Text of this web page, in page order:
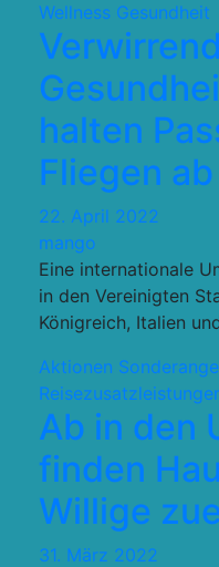
Wellness Gesundheit
halten
Fliegen ab
22. April 2022
mango
Eine internationale
in den Vereinigten
Königreich, Italien
Aktionen
Ab in den
finden
Willige
31. März 2022